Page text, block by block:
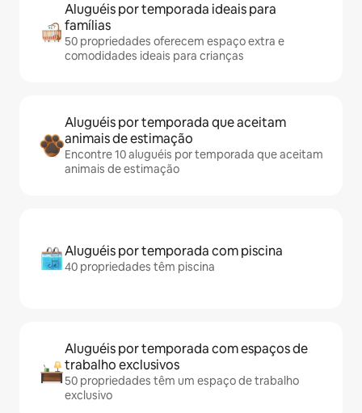
Aluguéis por temporada ideais para
famílias
50 propriedades oferecem espaço extra e
comodidades ideais para crianças
Aluguéis por temporada que aceitam
animais de estimação
Encontre 10 aluguéis por temporada que aceitam
animais de estimação
Aluguéis por temporada com piscina
40 propriedades têm piscina
Aluguéis por temporada com espaços de
trabalho exclusivos
50 propriedades têm um espaço de trabalho
exclusivo